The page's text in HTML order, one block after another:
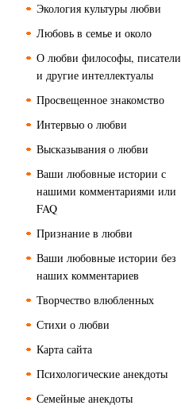
Экология культуры любви
Любовь в семье и около
О любви философы, писатели
и другие интеллектуалы
Просвещенное знакомство
Интервью о любви
Высказывания о любви
Ваши любовные истории с
нашими комментариями или
FAQ
Признание в любви
Ваши любовные истории без
наших комментариев
Творчество влюбленных
Стихи о любви
Карта сайта
Психологические анекдоты
Семейные анекдоты